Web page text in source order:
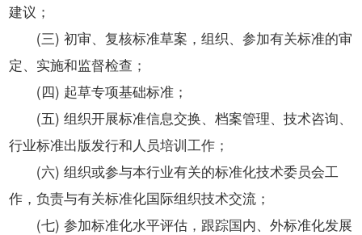
建议；
(三) 初审、复核标准草案，组织、参加有关标准的审
定、实施和监督检查；
(四) 起草专项基础标准；
(五) 组织开展标准信息交换、档案管理、技术咨询、
行业标准出版发行和人员培训工作；
(六) 组织或参与本行业有关的标准化技术委员会工
作，负责与有关标准化国际组织技术交流；
(七) 参加标准化水平评估，跟踪国内、外标准化发展